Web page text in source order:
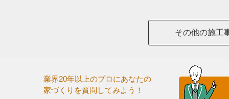
その他の施工
業界20年以上のプロにあなたの
家づくりを質問してみよう！